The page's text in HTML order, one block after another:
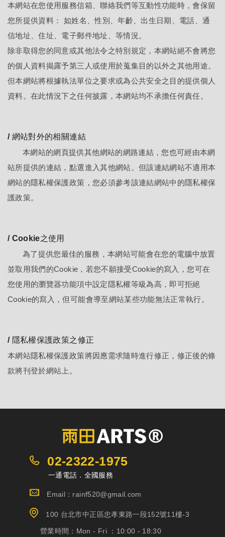
本網站在您使用服務信箱、聯絡我們等互動性功能時，會保留
您所提供資料： 如姓名、性別、年齡、出生日期、電話、通
信地址、住址、電子郵件地址、等情況。
除非取得您的同意或其他法令之特別規定，本網站絕不會將您
的個人資料揭露予第三人或使用於蒐集目的以外之其他用途。
但本網站將根據執法單位之要求或為公共安全之目的提供個人
資料。在此情況下之任何披露，本網站均不承擔任何責任。
/ 網站對外的相關連結
本網站的網頁提供其他網站的網路連結，您也可經由本網
站所提供的連結，點選進入其他網站。但該連結網站不適用本
網站的隱私權保護政策，您必須參考該連結網站中的隱私權保
護政策。
/ Cookie之使用
為了提供您最佳的服務，本網站可能會在您的電腦中放置
並取用我們的Cookie，若您不願接受Cookie的寫入，您可在
您使用的瀏覽器功能項中設定隱私權等級為高，即可拒絕
Cookie的寫入，但可能會導至網站某些功能無法正常執行。
/ 隱私權保護政策之修正
本網站隱私權保護政策將因應需求隨時進行修正，修正後的條
款將刊登於網站上。
02-2322-1975
一通電話．全國服務
Email：rainf520@gmail.com
100 台北市中正區忠孝東路一段152號11樓-3
營業時間： Mon - Fri ：10:00 - 18:30